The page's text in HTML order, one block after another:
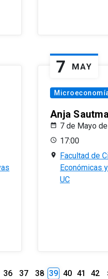
7 MAY
Anja
7 de Mayo
17:00
Facultad de
Económicas
UC
36 37 38 39 40 41 42